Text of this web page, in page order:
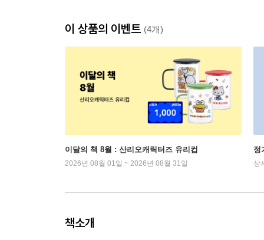
이 상품의 이벤트 (4개)
이달의 책 8월 : 산리오캐릭터즈 유리컵
2026년 08월 01일 ~ 2026년 08월 31일
정
상
책소개